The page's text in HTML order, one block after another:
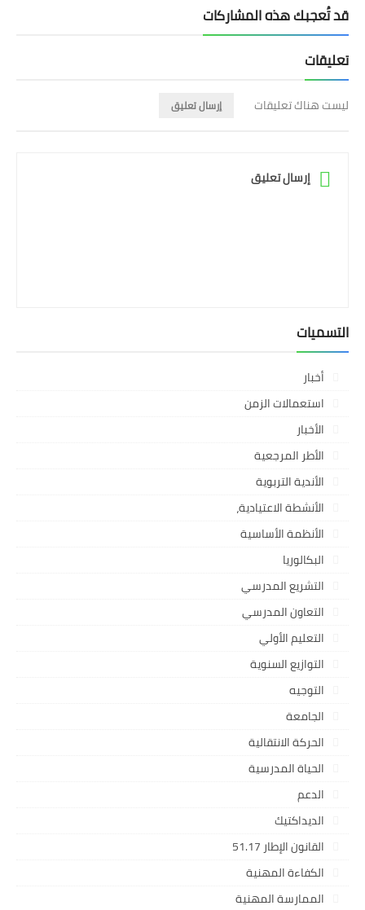
قد تُعجبك هذه المشاركات
تعليقات
ليست هناك تعليقات إرسال تعليق
إرسال تعليق
التسميات
أخبار
استعمالات الزمن
الأخبار
الأطر المرجعية
الأندية التربوية
الأنشطة الاعتيادية،
الأنظمة الأساسية
البكالوريا
التشريع المدرسي
التعاون المدرسي
التعليم الأولي
التوازيع السنوية
التوجيه
الجامعة
الحركة الانتقالية
الحياة المدرسية
الدعم
الديداكتيك
القانون الإطار 51.17
الكفاءة المهنية
الممارسة المهنية